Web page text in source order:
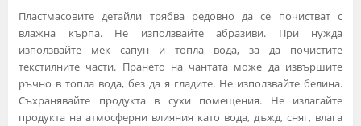
Пластмасовите детайли трябва редовно да се почистват с
влажна кърпа. Не използвайте абразиви. При нужда
използвайте мек сапун и топла вода, за да почистите
текстилните части. Прането на чантата може да извършите
ръчно в топла вода, без да я гладите. Не използвайте белина.
Съхранявайте продукта в сухи помещения. Не излагайте
продукта на атмосферни влияния като вода, дъжд, сняг, влага